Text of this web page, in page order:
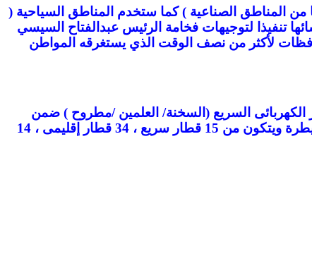
الجديدة وغيرها من المناطق الصناعية ) كما ستخدم المناطق السياحية (
تنفيذا لتوجيهات فخامة الرئيس عبدالفتاح السيسي
لأكثر من نصف الوقت الذي يستغرقه المواطن
كم ويدخل الخط الأول من شبكة القطار الكهربائى السريع (السخنة/ العلمين /مطروح ) ضمن
الممر اللوجيستي السخنة/ الدخيلة و يبلغ طول الخط 675 كم وبعدد محطات تبلغ 21 محطة وبعدد 1 مركزاً للتحكم والسيطرة ويتكون من 15 قطار سريع ، 34 قطار إقليمى ، 14